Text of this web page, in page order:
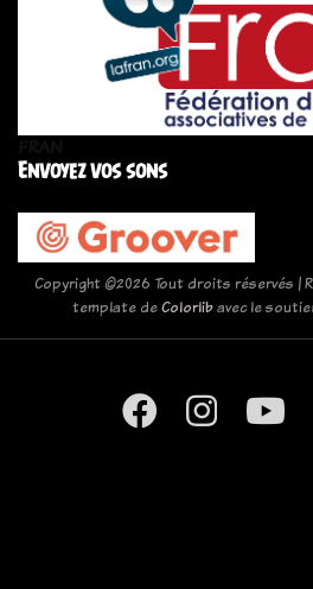
Envoyez vos sons
Copyright ©2026 Tout droits réservés |
template deColorlibavec le